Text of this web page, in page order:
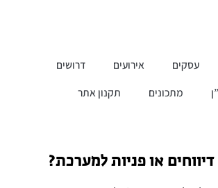
עסקים אירועים
דרושים
מתכונים תקנון אתר
או פניות למערכת?